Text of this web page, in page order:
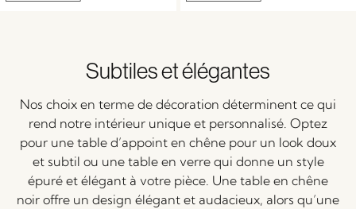
Subtiles et élégantes
Nos choix en terme de décoration déterminent ce qui
rend notre intérieur unique et personnalisé. Optez
pour une table d’appoint en chêne pour un look doux
et subtil ou une table en verre qui donne un style
épuré et élégant à votre pièce. Une table en chêne
noir offre un design élégant et audacieux, alors qu’une